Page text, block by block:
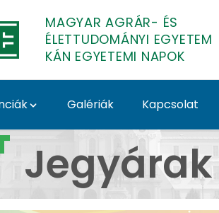
MAGYAR AGRÁR- ÉS
ÉLETTUDOMÁNYI EGYETEM
KÁN EGYETEMI NAPOK
Galériák Kapcsolat
KÁN
Jegyárak